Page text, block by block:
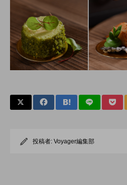
投稿者: Voyager編集部